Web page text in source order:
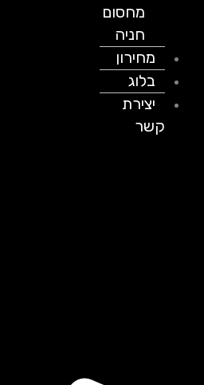
מחסום
חניה
מחירון
בלוג
יצירת
קשר